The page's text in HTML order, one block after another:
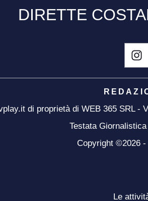
DIRETTE
di proprietà di WEB 365 SRL -
Testata
Copyright ©2026
Le